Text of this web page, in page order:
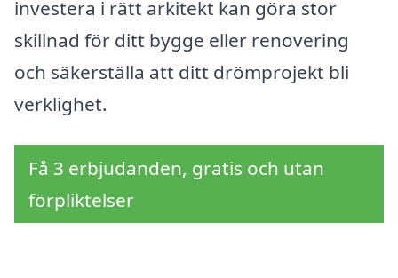
investera i rätt arkitekt kan göra stor
skillnad för ditt bygge eller renovering
och säkerställa att ditt drömprojekt bli
verklighet.
Få 3 erbjudanden, gratis och utan
förpliktelser